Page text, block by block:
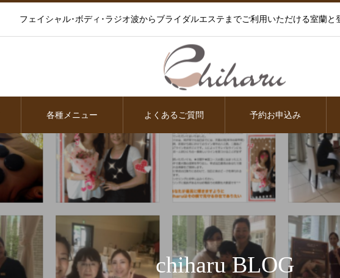
フェイシャル･ボディ･ラジオ波からブライダルエステまでご利用いただける室蘭と
各種メニュー よくあるご質問 予約お申込み
chiharu BLOG